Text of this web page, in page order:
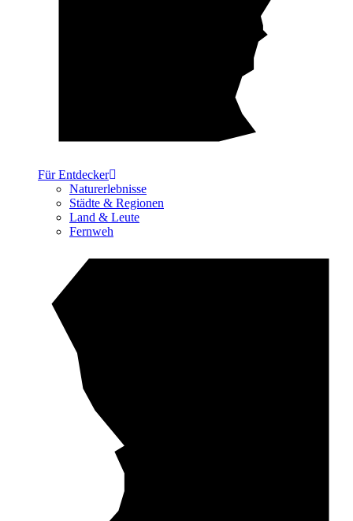
Für Entdecker
Naturerlebnisse
Städte & Regionen
Land & Leute
Fernweh